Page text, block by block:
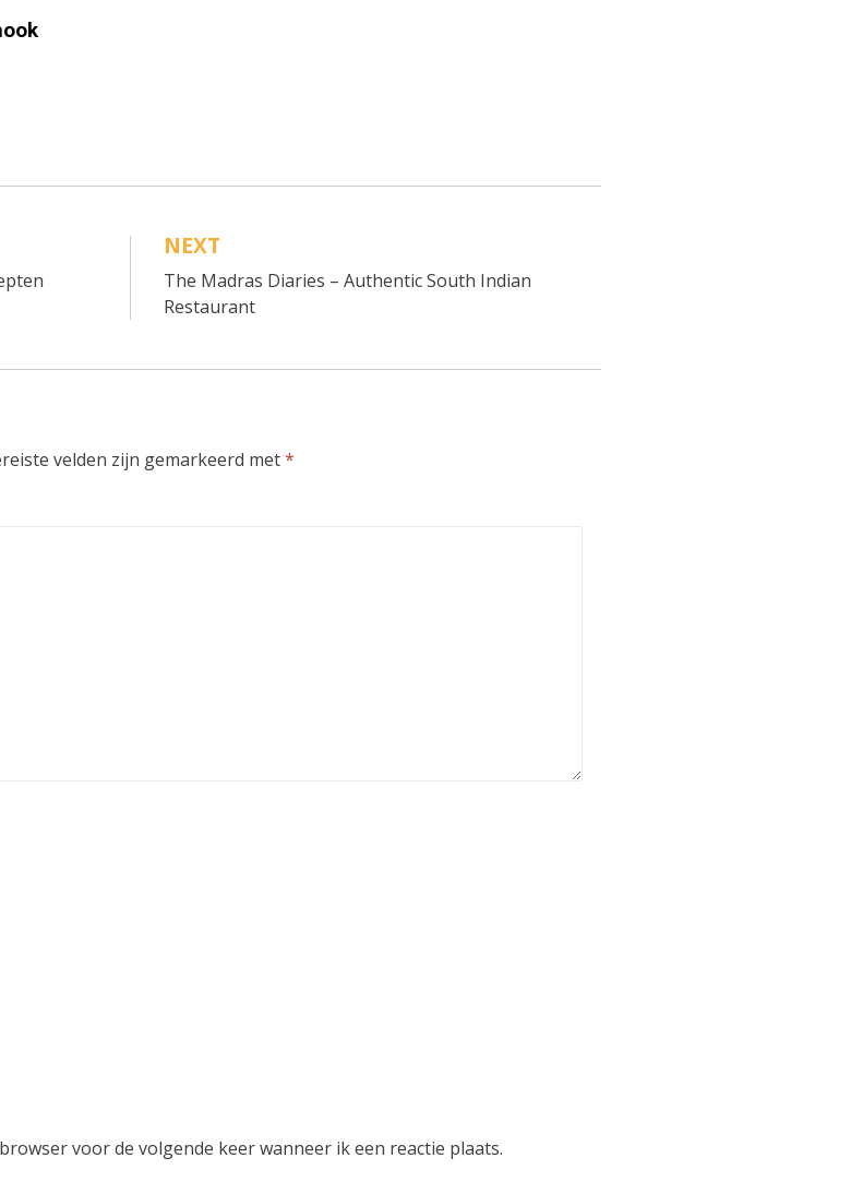
NEXT
The Madras Diaries – Authentic South Indian
Restaurant
velden zijn gemarkeerd met*
voor de volgende keer wanneer ik een reactie plaats.